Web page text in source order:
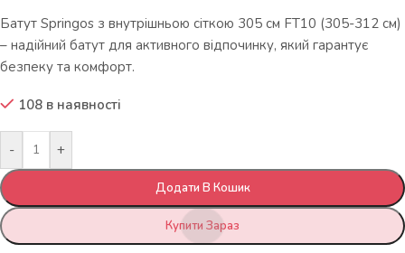
Батут Springos з внутрішньою сіткою 305 см FT10 (305-312 см)
– надійний батут для активного відпочинку, який гарантує
безпеку та комфорт.
108 в наявності
- +
Додати В Кошик
Купити Зараз